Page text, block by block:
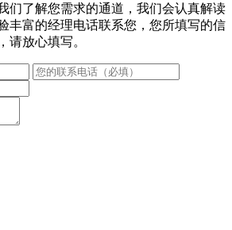
们了解您需求的通道，我们会认真解读
丰富的经理电话联系您，您所填写的信
请放心填写。